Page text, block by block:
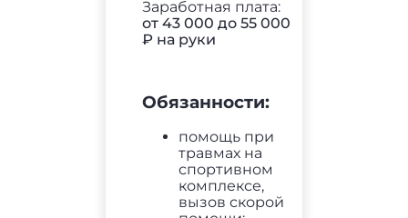
Заработная плата:
от 43 000 до 55 000
₽ на руки
Обязанности:
помощь при
травмах на
спортивном
комплексе,
вызов скорой